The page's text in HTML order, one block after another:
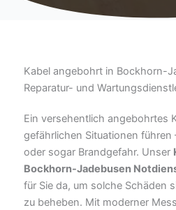
Kabel angebohrt in Bockhorn-
Reparatur- und
Ein versehentlich angebohrtes
gefährlichen Situationen führen
oder sogar Brandgefahr. Unser
Bockhorn-Jadebusen
für Sie da, um solche Schäden
zu beheben. Mit moderner